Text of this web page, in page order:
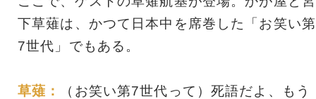
下草薙は、かつて日本中を席巻した「お笑い第
7世代」でもある。
草薙：
（お笑い第7世代って）死語だよ、もう